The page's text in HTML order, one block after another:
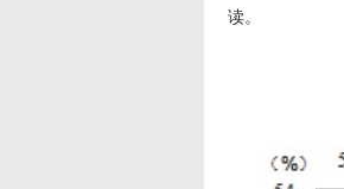
读。